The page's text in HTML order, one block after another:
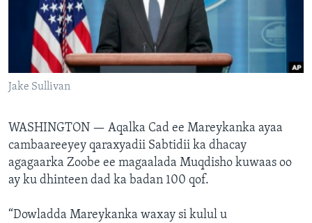
FAAQIDAADDA TODDOBAADKA
DHEXTAALKA TODDOBAADKA
Jake Sullivan
WASHINGTON — Aqalka Cad ee Mareykanka ayaa
cambaareeyey qaraxyadii Sabtidii ka dhacay
agagaarka Zoobe ee magaalada Muqdisho kuwaas oo
ay ku dhinteen dad ka badan 100 qof.
“Dowladda Mareykanka waxay si kulul u